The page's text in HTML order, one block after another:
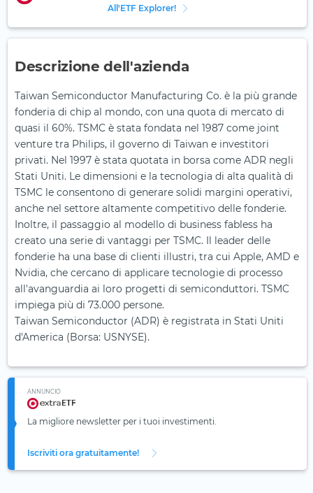
All'ETF Explorer!
Descrizione dell'azienda
Taiwan Semiconductor Manufacturing Co. è la più grande
fonderia di chip al mondo, con una quota di mercato di
quasi il 60%. TSMC è stata fondata nel 1987 come joint
venture tra Philips, il governo di Taiwan e investitori
privati. Nel 1997 è stata quotata in borsa come ADR negli
Stati Uniti. Le dimensioni e la tecnologia di alta qualità di
TSMC le consentono di generare solidi margini operativi,
anche nel settore altamente competitivo delle fonderie.
Inoltre, il passaggio al modello di business fabless ha
creato una serie di vantaggi per TSMC. Il leader delle
fonderie ha una base di clienti illustri, tra cui Apple, AMD e
Nvidia, che cercano di applicare tecnologie di processo
all'avanguardia ai loro progetti di semiconduttori. TSMC
impiega più di 73.000 persone.
Taiwan Semiconductor (ADR) è registrata in Stati Uniti
d'America (Borsa: USNYSE).
ANNUNCIO
La migliore newsletter per i tuoi investimenti.
Iscriviti ora gratuitamente!